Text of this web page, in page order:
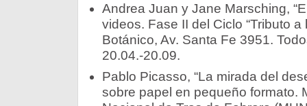
Andrea Juan y Jane Marsching,
videos. Fase II del Ciclo “Tributo a
Botánico, Av. Santa Fe 3951.
20.04.-20.09.
Pablo Picasso, “La mirada del
sobre papel en pequeño formato.